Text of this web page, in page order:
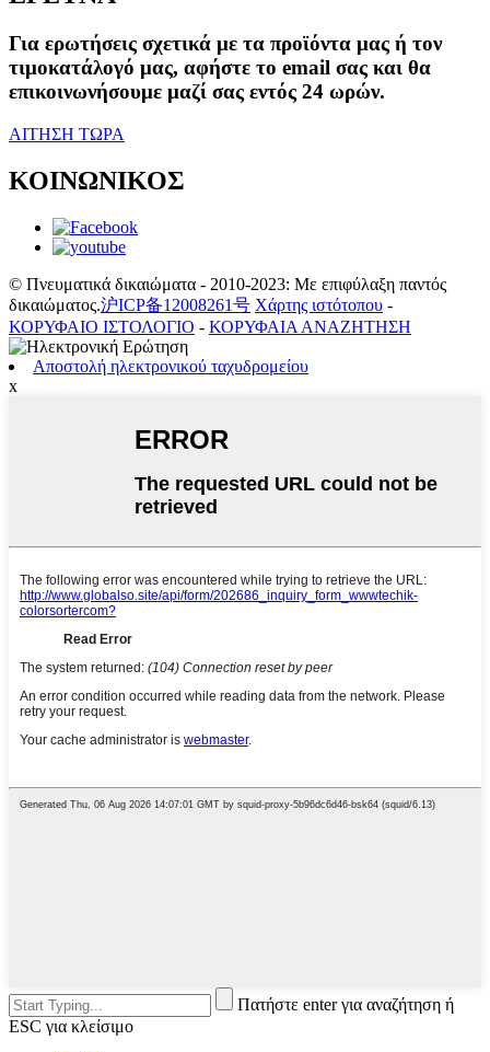
Για ερωτήσεις σχετικά με τα προϊόντα μας ή τον
τιμοκατάλογό μας, αφήστε το email σας και θα
επικοινωνήσουμε μαζί σας εντός 24 ωρών.
ΑΙΤΗΣΗ ΤΩΡΑ
ΚΟΙΝΩΝΙΚΟΣ
© Πνευματικά δικαιώματα - 2010-2023: Με επιφύλαξη παντός
δικαιώματος.沪ICP备12008261号 Χάρτης ιστότοπου -
ΚΟΡΥΦΑΙΟ ΙΣΤΟΛΟΓΙΟ - ΚΟΡΥΦΑΙΑ ΑΝΑΖΗΤΗΣΗ
Αποστολή ηλεκτρονικού ταχυδρομείου
x
Πατήστε enter για αναζήτηση ή
ESC για κλείσιμο